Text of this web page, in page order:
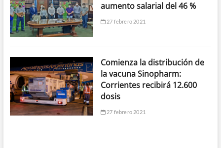
aumento salarial del 46 %
27 febrero 2021
Comienza la distribución de
la vacuna Sinopharm:
Corrientes recibirá 12.600
dosis
27 febrero 2021